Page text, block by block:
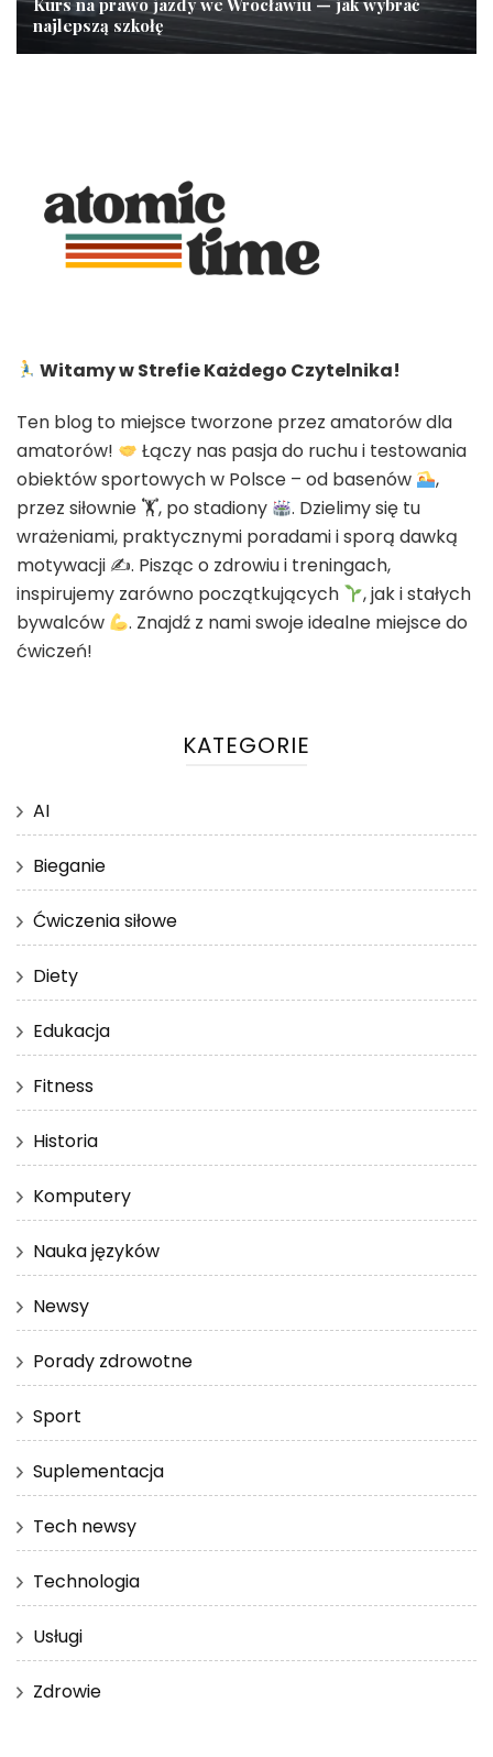
Kurs na prawo jazdy we Wrocławiu — jak wybrać
najlepszą szkołę
Witamy w Strefie Każdego Czytelnika!
Ten blog to miejsce tworzone przez amatorów dla
amatorów!
Łączy nas pasja do ruchu i testowania
obiektów sportowych w Polsce – od basenów
,
przez siłownie 🏋, po stadiony
. Dzielimy się tu
wrażeniami, praktycznymi poradami i sporą dawką
motywacji ✍. Pisząc o zdrowiu i treningach,
inspirujemy zarówno początkujących
, jak i stałych
bywalców
. Znajdź z nami swoje idealne miejsce do
ćwiczeń!
KATEGORIE
AI
Bieganie
Ćwiczenia siłowe
Diety
Edukacja
Fitness
Historia
Komputery
Nauka języków
Newsy
Porady zdrowotne
Sport
Suplementacja
Tech newsy
Technologia
Usługi
Zdrowie